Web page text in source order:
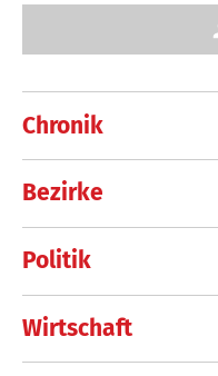
Chronik
Bezirke
Politik
Wirtschaft